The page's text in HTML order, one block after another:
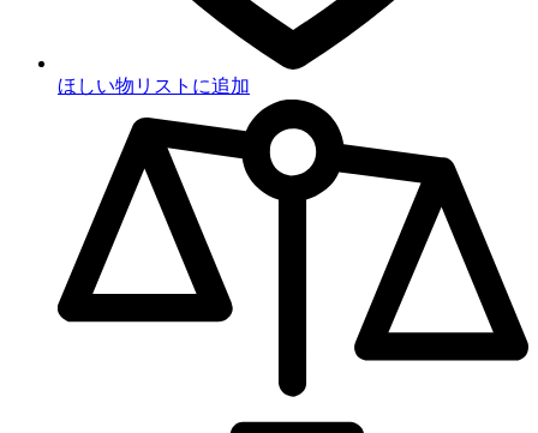
ほしい物リストに追加